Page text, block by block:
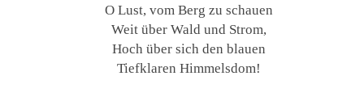
O Lust, vom Berg zu schauen
Weit über Wald und Strom,
Hoch über sich den blauen
Tiefklaren Himmelsdom!